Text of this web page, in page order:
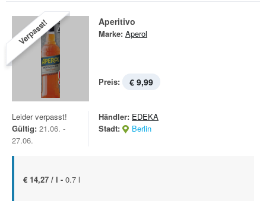
Verpasst! Aperitivo
Marke: Aperol
Preis: € 9,99
Leider verpasst!
Gültig: 21.06. -
27.06.
Händler: EDEKA
Stadt:
Berlin
€ 14,27 / l - 0.7 l